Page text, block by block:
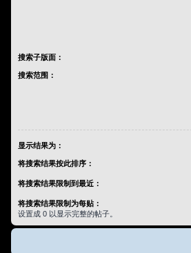
搜索子版面：
搜索范围：
显示结果为：
将搜索结果按此排序：
将搜索结果限制到最近：
将搜索结果限制为每贴：
设置成 0 以显示完整的帖子。